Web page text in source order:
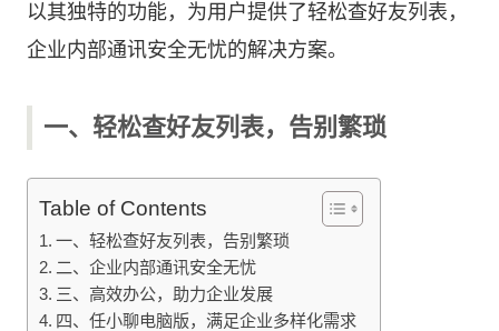
以其独特的功能，为用户提供了轻松查好友列表，
企业内部通讯安全无忧的解决方案。
一、轻松查好友列表，告别繁琐
Table of Contents
一、轻松查好友列表，告别繁琐
二、企业内部通讯安全无忧
三、高效办公，助力企业发展
四、任小聊电脑版，满足企业多样化需求